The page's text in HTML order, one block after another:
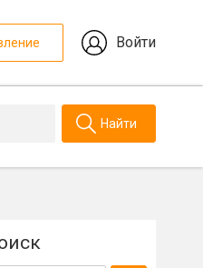
Войти
Найти